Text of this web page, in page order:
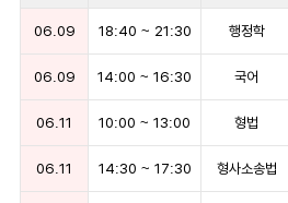
06.09 18:40 ~ 21:30 행정학
06.09 14:00 ~ 16:30 국어
06.11 10:00 ~ 13:00 형법
06.11 14:30 ~ 17:30 형사소송법